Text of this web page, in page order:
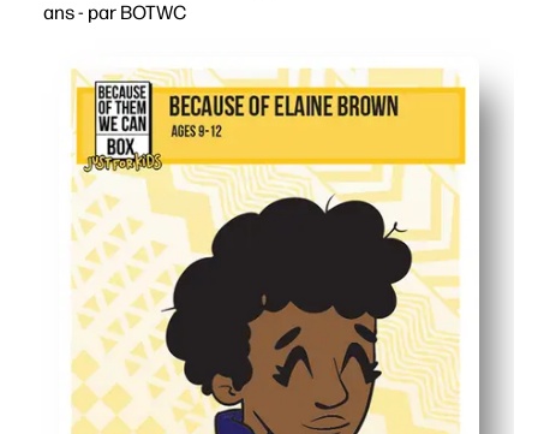
ans - par BOTWC
Print-and-go - aucune préparation pour que vous
La résolution de problèmes rencontre l'histoire - les
Contenu factuel adapté aux enfants qui encourage la
Polyvalent pour les échauvements, les stations, les